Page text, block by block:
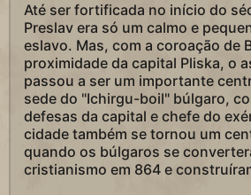
Até ser fortificada no início do
Preslav era só um calmo e
eslavo. Mas, com a coroação de
proximidade da capital Pliska, o
passou a ser um importante
sede do "Ichirgu-boil" búlgaro,
defesas da capital e chefe do
cidade também se tornou um
quando os búlgaros se
cristianismo em 864 e